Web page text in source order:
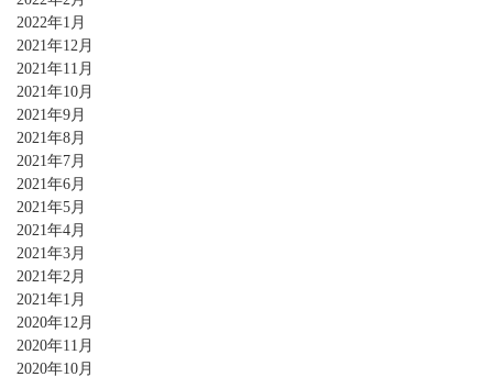
2022年1月
2021年12月
2021年11月
2021年10月
2021年9月
2021年8月
2021年7月
2021年6月
2021年5月
2021年4月
2021年3月
2021年2月
2021年1月
2020年12月
2020年11月
2020年10月